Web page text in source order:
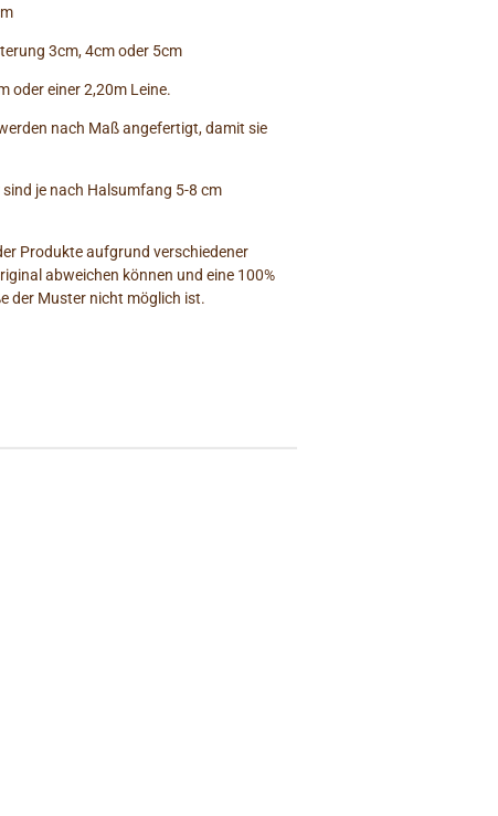
3cm, 4cm oder 5cm
oder einer 2,20m Leine.
nach Maß angefertigt, damit sie
je nach Halsumfang 5-8 cm
Produkte aufgrund verschiedener
abweichen können und eine 100%
der Muster nicht möglich ist.